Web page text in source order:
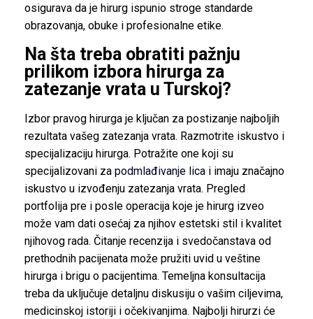
osigurava da je hirurg ispunio stroge standarde
obrazovanja, obuke i profesionalne etike.
Na šta treba obratiti pažnju
prilikom izbora hirurga za
zatezanje vrata u Turskoj?
Izbor pravog hirurga je ključan za postizanje najboljih
rezultata vašeg zatezanja vrata. Razmotrite iskustvo i
specijalizaciju hirurga. Potražite one koji su
specijalizovani za podmlađivanje lica i imaju značajno
iskustvo u izvođenju zatezanja vrata. Pregled
portfolija pre i posle operacija koje je hirurg izveo
može vam dati osećaj za njihov estetski stil i kvalitet
njihovog rada. Čitanje recenzija i svedočanstava od
prethodnih pacijenata može pružiti uvid u veštine
hirurga i brigu o pacijentima. Temeljna konsultacija
treba da uključuje detaljnu diskusiju o vašim ciljevima,
medicinskoj istoriji i očekivanjima. Najbolji hirurzi će